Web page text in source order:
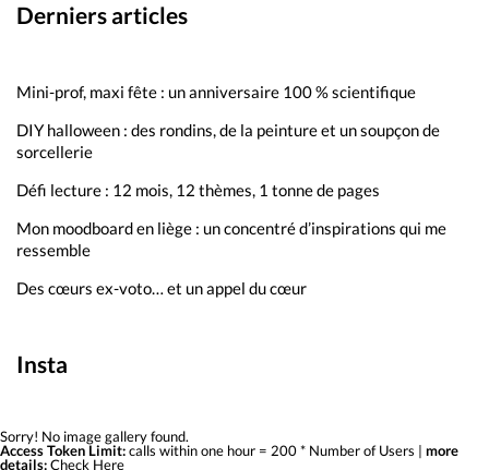
Derniers articles
Mini-prof, maxi fête : un anniversaire 100 % scientifique
DIY halloween : des rondins, de la peinture et un soupçon de
sorcellerie
Défi lecture : 12 mois, 12 thèmes, 1 tonne de pages
Mon moodboard en liège : un concentré d’inspirations qui me
ressemble
Des cœurs ex-voto… et un appel du cœur
Insta
Sorry! No image gallery found.
Access Token Limit:calls within one hour = 200 * Number of Users | more
details:Check Here